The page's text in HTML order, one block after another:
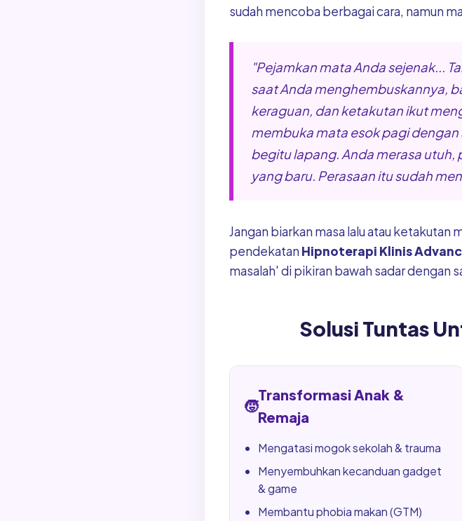
sudah mencoba berbagai cara, namun
"Pejamkan mata Anda sejenak...
saat Anda menghembuskannya,
keraguan, dan ketakutan ikut
membuka mata esok pagi
begitu lapang. Anda merasa utuh,
yang baru. Perasaan itu sudah
Jangan biarkan masa lalu atau ketakutan
pendekatan Hipnoterapi Klinis
masalah' di pikiran bawah sadar dengan
Solusi Tuntas
🧒
Transformasi Anak &
Remaja
Mengatasi mogok sekolah & trauma
Menyembuhkan kecanduan gadget
& game
Membantu phobia makan (GTM)